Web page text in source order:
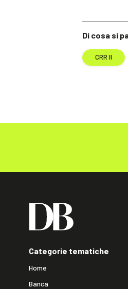
Di cosa si
CRR II
Categorie tematiche
Home
Banca